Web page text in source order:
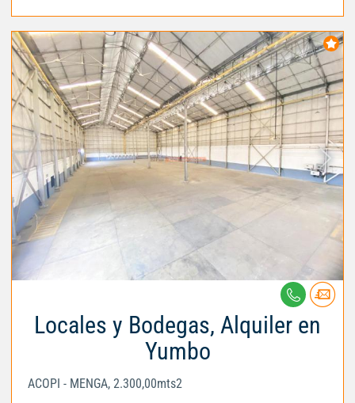
Locales y Bodegas, Alquiler en
Yumbo
ACOPI - MENGA, 2.300,00mts2